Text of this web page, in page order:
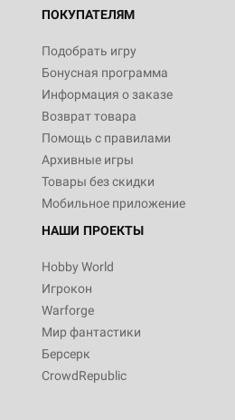
ПОКУПАТЕЛЯМ
Подобрать игру
Бонусная программа
Информация о заказе
Возврат товара
Помощь с правилами
Архивные игры
Товары без скидки
Мобильное приложение
НАШИ ПРОЕКТЫ
Hobby World
Игрокон
Warforge
Мир фантастики
Берсерк
CrowdRepublic